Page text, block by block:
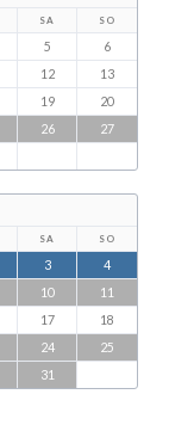
SA SO
5
6
12
13
19
20
26
27
SA SO
3
4
10
11
17
18
24
25
31